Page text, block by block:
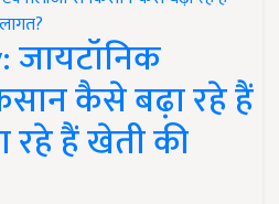
जायटॉनिक
कैसे बढ़ा रहे हैं
रहे हैं खेती की